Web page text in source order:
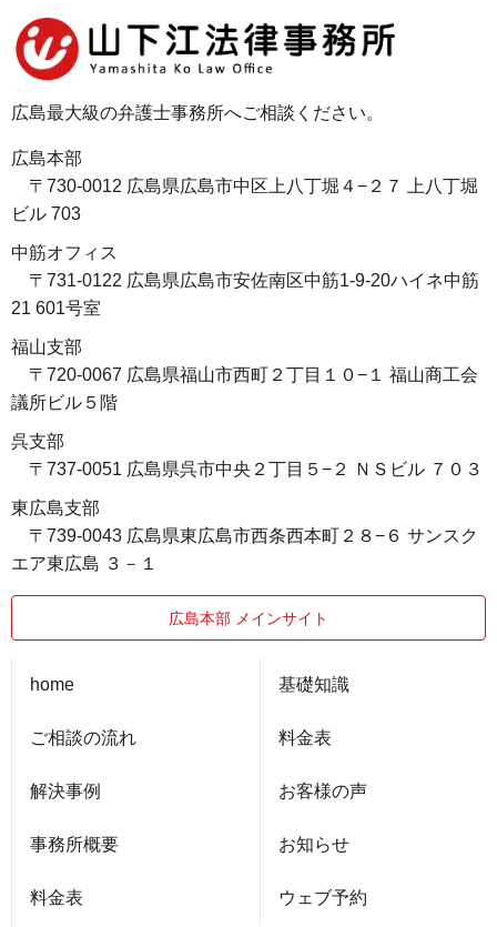
広島最大級の弁護士事務所へご相談ください。
広島本部
〒730-0012 広島県広島市中区上八丁堀４−２７ 上八丁堀
ビル 703
中筋オフィス
〒731-0122 広島県広島市安佐南区中筋1-9-20ハイネ中筋
21 601号室
福山支部
〒720-0067 広島県福山市西町２丁目１０−１ 福山商工会
議所ビル５階
呉支部
〒737-0051 広島県呉市中央２丁目５−２ ＮＳビル ７０３
東広島支部
〒739-0043 広島県東広島市西条西本町２８−６ サンスク
エア東広島 ３－１
広島本部 メインサイト
home
ご相談の流れ
解決事例
事務所概要
料金表
基礎知識
料金表
お客様の声
お知らせ
ウェブ予約